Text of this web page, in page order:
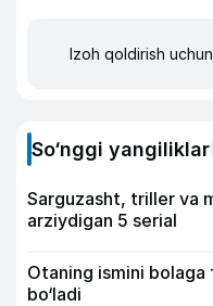
Izoh qoldirish
So‘nggi yangiliklar
Sarguzasht, triller va
arziydigan 5 serial
Otaning ismini
bo‘ladi